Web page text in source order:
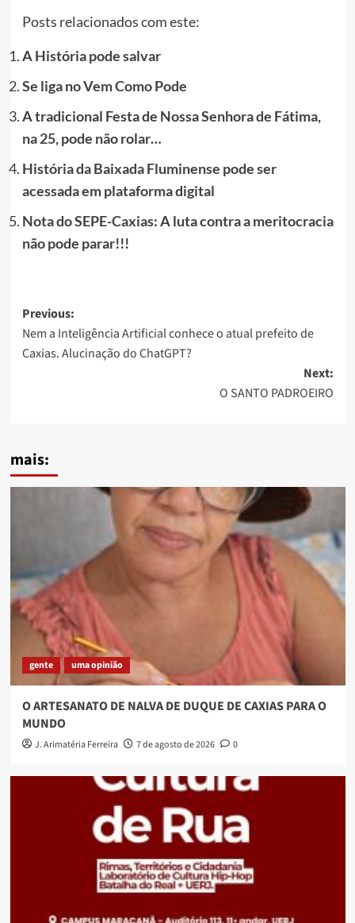
Posts relacionados com este:
A História pode salvar
Se liga no Vem Como Pode
A tradicional Festa de Nossa Senhora de Fátima,
na 25, pode não rolar…
História da Baixada Fluminense pode ser
acessada em plataforma digital
Nota do SEPE-Caxias: A luta contra a meritocracia
não pode parar!!!
Post
navigation
Previous:
Nem a Inteligência Artificial conhece o atual prefeito de
Caxias. Alucinação do ChatGPT?
Next:
O SANTO PADROEIRO
mais:
gente uma opinião
O ARTESANATO DE NALVA DE DUQUE DE CAXIAS PARA O
MUNDO
J. Arimatéria Ferreira 7 de agosto de 2026 0